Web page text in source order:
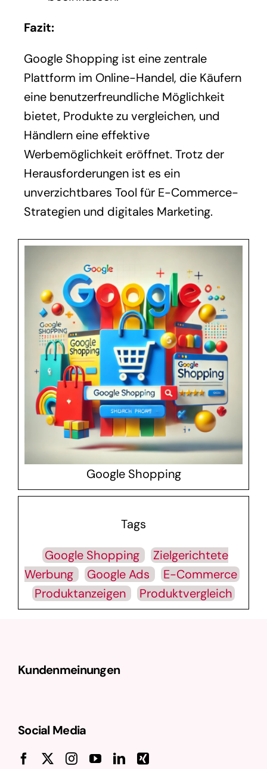
Fazit:
Google Shopping ist eine zentrale
Plattform im Online-Handel, die Käufern
eine benutzerfreundliche Möglichkeit
bietet, Produkte zu vergleichen, und
Händlern eine effektive
Werbemöglichkeit eröffnet. Trotz der
Herausforderungen ist es ein
unverzichtbares Tool für E-Commerce-
Strategien und digitales Marketing.
Google Shopping
Tags
Google Shopping
Zielgerichtete
Werbung
Google Ads
E-Commerce
Produktanzeigen
Produktvergleich
Kundenmeinungen
Social Media